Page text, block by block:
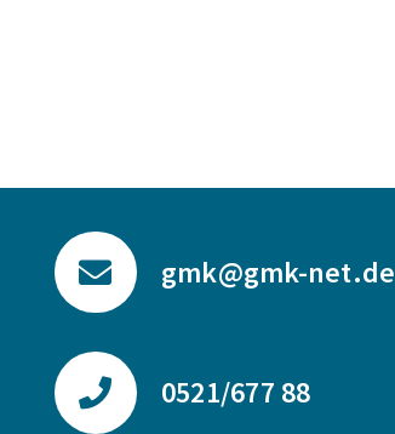
gmk@gmk-net.de
0521/677 88